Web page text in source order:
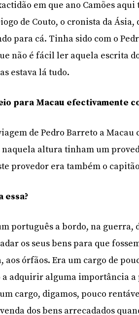
em que ano Camões
de Couto, o cronista da Ásia,
para cá. Tinha sido com o
não é fácil ler aquela escrita
estava lá tudo.
para Macau efectivamente
de Pedro Barreto a
naquela altura tinham um
provedor era também o
essa?
português a bordo, na guerra,
os seus bens para que
aos órfãos. Era um cargo de
a adquirir alguma importância a
cargo, digamos, pouco
dos bens arrecadados